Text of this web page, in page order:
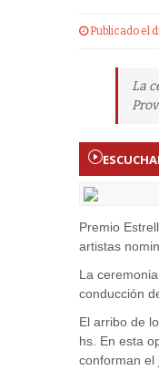
Publicado el
La
Premio
artistas
La
conducción
El arribo de
hs. En esta
conforman el